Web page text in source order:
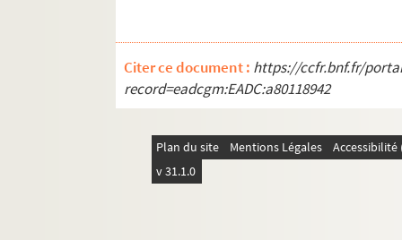
Citer ce document : https://ccfr.bnf.fr/
record=eadcgm:EADC:a80118942
Plan du site Mentions Légales
v 31.1.0